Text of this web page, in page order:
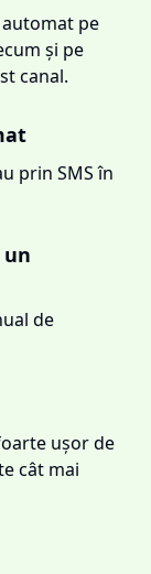
pe
și pe
canal.
prin SMS în
de
ușor de
cât mai